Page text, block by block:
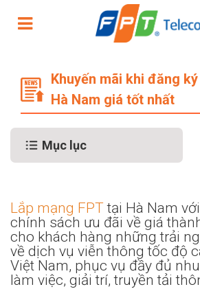
Khuyến mãi khi đăng
Hà Nam giá tốt nhất
Mục lục
Lắp mạng FPTtại Hà Nam
chính sách ưu đãi về giá
cho khách hàng những trải
về dịch vụ viễn thông tốc độ
Việt Nam, phục vụ đầy đủ
làm việc, giải trí, truyền tải